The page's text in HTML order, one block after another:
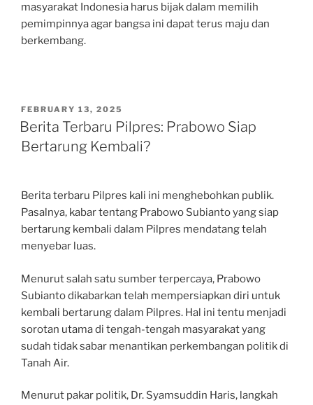
masyarakat Indonesia harus bijak dalam memilih
pemimpinnya agar bangsa ini dapat terus maju dan
berkembang.
POSTED
ON
FEBRUARY 13, 2025
Berita Terbaru Pilpres: Prabowo Siap
Bertarung Kembali?
Berita terbaru Pilpres kali ini menghebohkan publik.
Pasalnya, kabar tentang Prabowo Subianto yang siap
bertarung kembali dalam Pilpres mendatang telah
menyebar luas.
Menurut salah satu sumber terpercaya, Prabowo
Subianto dikabarkan telah mempersiapkan diri untuk
kembali bertarung dalam Pilpres. Hal ini tentu menjadi
sorotan utama di tengah-tengah masyarakat yang
sudah tidak sabar menantikan perkembangan politik di
Tanah Air.
Menurut pakar politik, Dr. Syamsuddin Haris, langkah